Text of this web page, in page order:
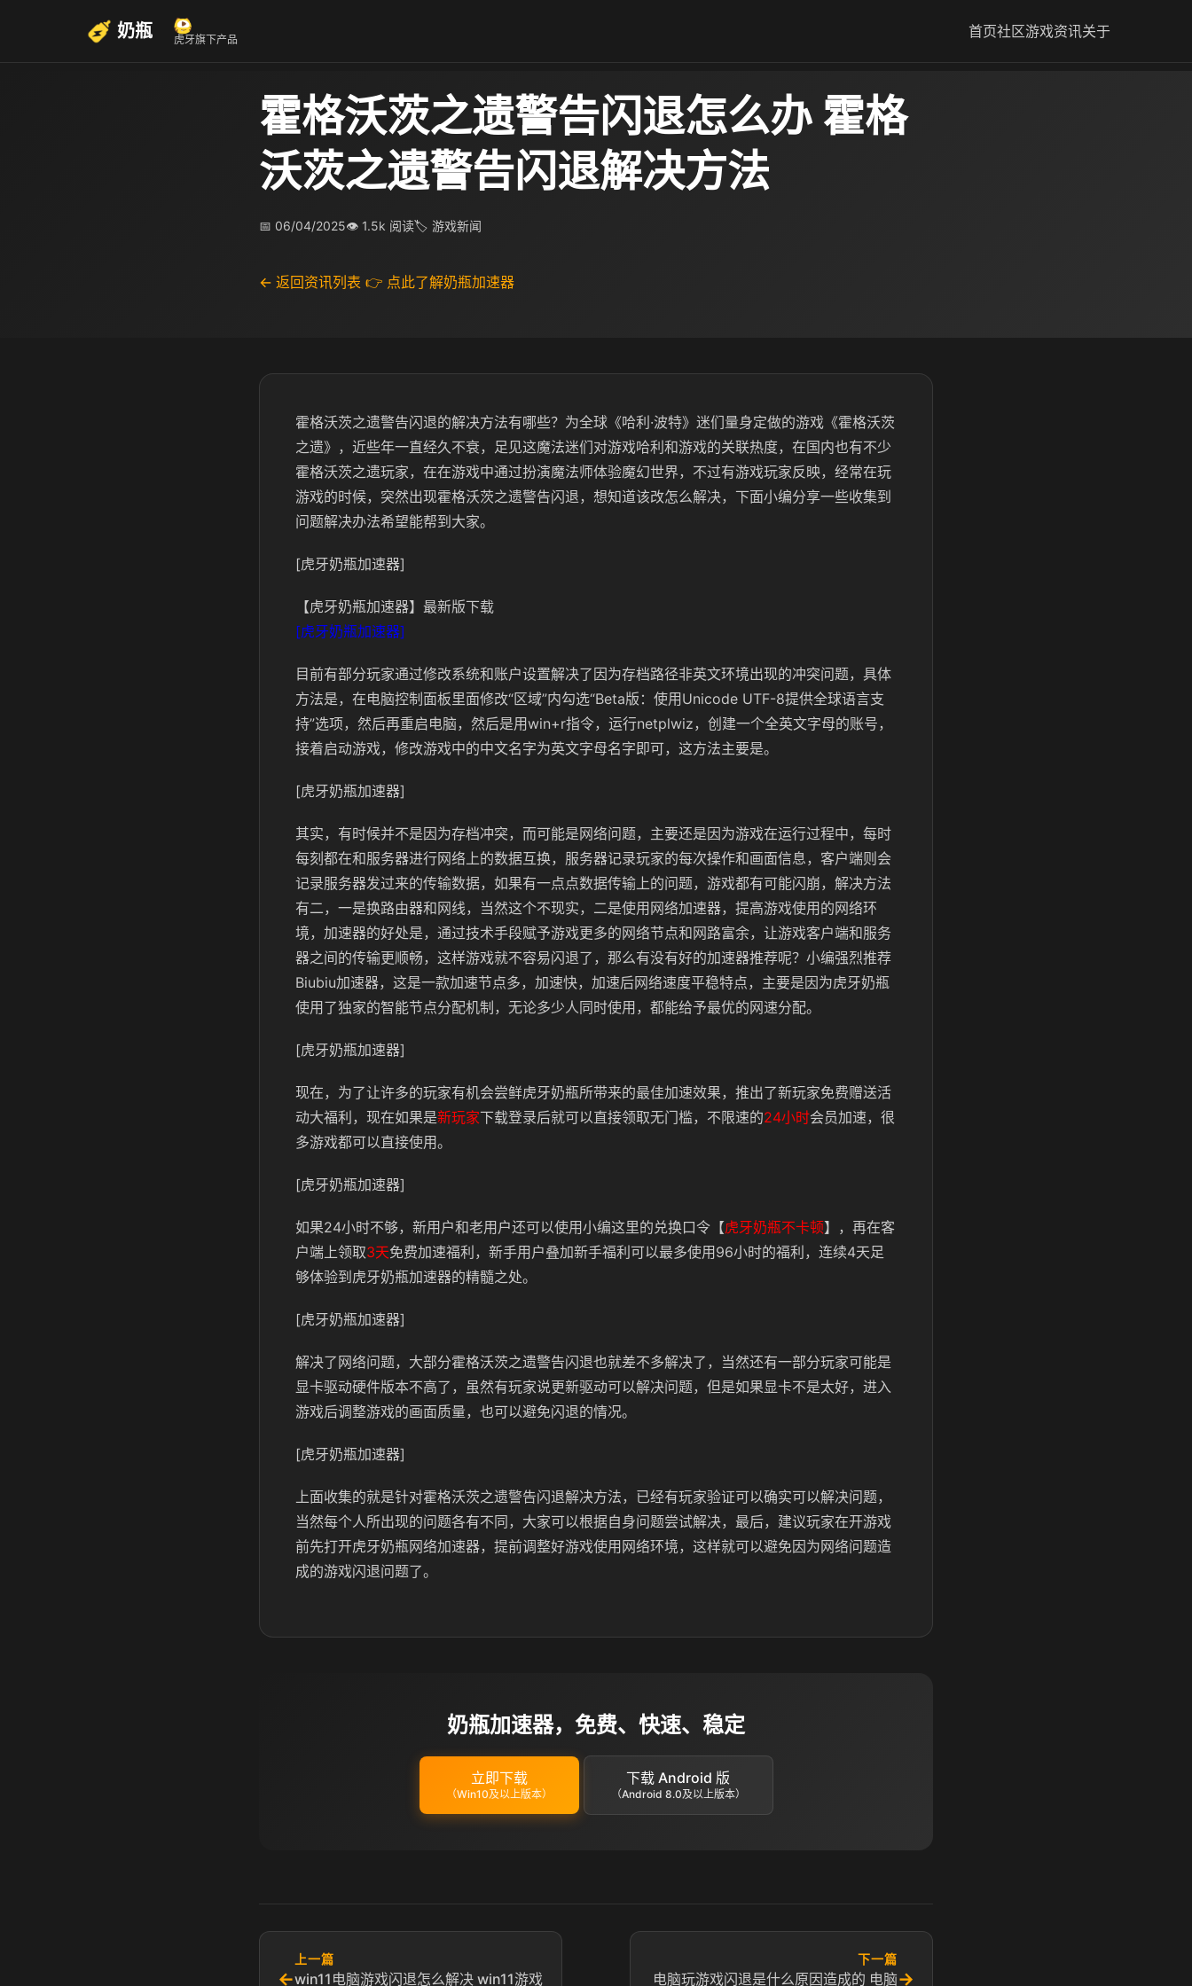
奶瓶 虎牙旗下产品 首页社区游戏资讯关于
霍格沃茨之遗警告闪退怎么办 霍格
沃茨之遗警告闪退解决方法
📅 06/04/2025👁 1.5k 阅读🏷 游戏新闻
← 返回资讯列表 👉 点此了解奶瓶加速器
霍格沃茨之遗警告闪退的解决方法有哪些？为全球《哈利·波特》迷们量身定做的游戏《霍格沃茨
之遗》，近些年一直经久不衰，足见这魔法迷们对游戏哈利和游戏的关联热度，在国内也有不少
霍格沃茨之遗玩家，在在游戏中通过扮演魔法师体验魔幻世界，不过有游戏玩家反映，经常在玩
游戏的时候，突然出现霍格沃茨之遗警告闪退，想知道该改怎么解决，下面小编分享一些收集到
问题解决办法希望能帮到大家。
[虎牙奶瓶加速器]
【虎牙奶瓶加速器】最新版下载
[虎牙奶瓶加速器]
目前有部分玩家通过修改系统和账户设置解决了因为存档路径非英文环境出现的冲突问题，具体
方法是，在电脑控制面板里面修改“区域”内勾选“Beta版：使用Unicode UTF-8提供全球语言支
持”选项，然后再重启电脑，然后是用win+r指令，运行netplwiz，创建一个全英文字母的账号，
接着启动游戏，修改游戏中的中文名字为英文字母名字即可，这方法主要是。
[虎牙奶瓶加速器]
其实，有时候并不是因为存档冲突，而可能是网络问题，主要还是因为游戏在运行过程中，每时
每刻都在和服务器进行网络上的数据互换，服务器记录玩家的每次操作和画面信息，客户端则会
记录服务器发过来的传输数据，如果有一点点数据传输上的问题，游戏都有可能闪崩，解决方法
有二，一是换路由器和网线，当然这个不现实，二是使用网络加速器，提高游戏使用的网络环
境，加速器的好处是，通过技术手段赋予游戏更多的网络节点和网路富余，让游戏客户端和服务
器之间的传输更顺畅，这样游戏就不容易闪退了，那么有没有好的加速器推荐呢？小编强烈推荐
Biubiu加速器，这是一款加速节点多，加速快，加速后网络速度平稳特点，主要是因为虎牙奶瓶
使用了独家的智能节点分配机制，无论多少人同时使用，都能给予最优的网速分配。
[虎牙奶瓶加速器]
现在，为了让许多的玩家有机会尝鲜虎牙奶瓶所带来的最佳加速效果，推出了新玩家免费赠送活
动大福利，现在如果是新玩家下载登录后就可以直接领取无门槛，不限速的24小时会员加速，很
多游戏都可以直接使用。
[虎牙奶瓶加速器]
如果24小时不够，新用户和老用户还可以使用小编这里的兑换口令【虎牙奶瓶不卡顿】，再在客
户端上领取3天免费加速福利，新手用户叠加新手福利可以最多使用96小时的福利，连续4天足
够体验到虎牙奶瓶加速器的精髓之处。
[虎牙奶瓶加速器]
解决了网络问题，大部分霍格沃茨之遗警告闪退也就差不多解决了，当然还有一部分玩家可能是
显卡驱动硬件版本不高了，虽然有玩家说更新驱动可以解决问题，但是如果显卡不是太好，进入
游戏后调整游戏的画面质量，也可以避免闪退的情况。
[虎牙奶瓶加速器]
上面收集的就是针对霍格沃茨之遗警告闪退解决方法，已经有玩家验证可以确实可以解决问题，
当然每个人所出现的问题各有不同，大家可以根据自身问题尝试解决，最后，建议玩家在开游戏
前先打开虎牙奶瓶网络加速器，提前调整好游戏使用网络环境，这样就可以避免因为网络问题造
成的游戏闪退问题了。
奶瓶加速器，免费、快速、稳定
立即下载
（Win10及以上版本）
下载 Android 版
（Android 8.0及以上版本）
←
上一篇
win11电脑游戏闪退怎么解决 win11游戏
下一篇
电脑玩游戏闪退是什么原因造成的 电脑→